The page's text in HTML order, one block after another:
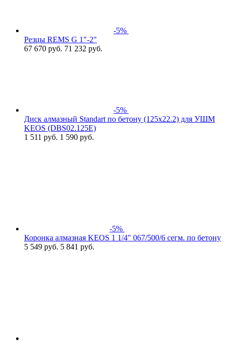
-5%
Резцы REMS G 1"-2"
67 670 руб. 71 232 руб.
-5%
Диск алмазный Standart по бетону (125х22.2) для УШМ
KEOS (DBS02.125Е)
1 511 руб. 1 590 руб.
-5%
Коронка алмазная KEOS 1 1/4" 067/500/6 сегм. по бетону
5 549 руб. 5 841 руб.